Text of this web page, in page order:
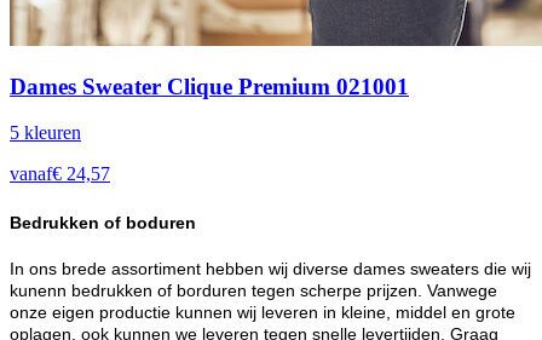
Dames Sweater Clique Premium 021001
5 kleuren
vanaf€ 24,57
Bedrukken of boduren
In ons brede assortiment hebben wij diverse dames sweaters die wij
kunenn bedrukken of borduren tegen scherpe prijzen. Vanwege
onze eigen productie kunnen wij leveren in kleine, middel en grote
oplagen, ook kunnen we leveren tegen snelle levertijden. Graag